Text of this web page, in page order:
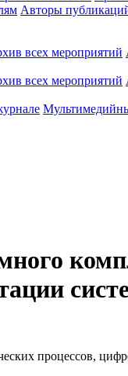
Авторы
всех мероприятий
всех мероприятий
процессов,